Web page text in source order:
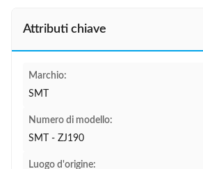
Attributi chiave
Marchio:
SMT
Numero di modello:
SMT - ZJ190
Luogo d'origine: